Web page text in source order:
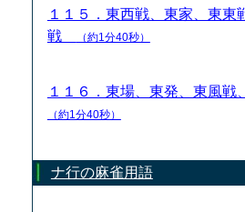
１１５．東西戦、東家、東東
戦
（約1分40秒）
１１６．東場、東発、東風
（約1分40秒）
ナ行の麻雀用語